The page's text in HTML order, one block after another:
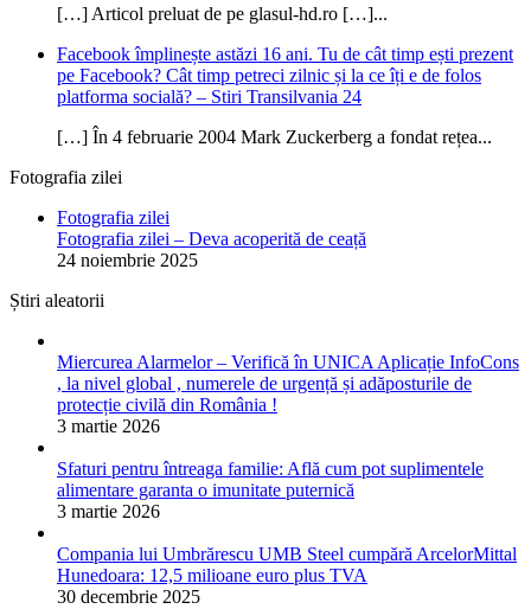
[…] Articol preluat de pe glasul-hd.ro […]...
Facebook împlinește astăzi 16 ani. Tu de cât timp ești prezent
pe Facebook? Cât timp petreci zilnic și la ce îți e de folos
platforma socială? – Stiri Transilvania 24
[…] În 4 februarie 2004 Mark Zuckerberg a fondat rețea...
Fotografia zilei
Fotografia zilei
Fotografia zilei – Deva acoperită de ceață
24 noiembrie 2025
Știri aleatorii
Miercurea Alarmelor – Verifică în UNICA Aplicație InfoCons
, la nivel global , numerele de urgență și adăposturile de
protecție civilă din România !
3 martie 2026
Sfaturi pentru întreaga familie: Află cum pot suplimentele
alimentare garanta o imunitate puternică
3 martie 2026
Compania lui Umbrărescu UMB Steel cumpără ArcelorMittal
Hunedoara: 12,5 milioane euro plus TVA
30 decembrie 2025